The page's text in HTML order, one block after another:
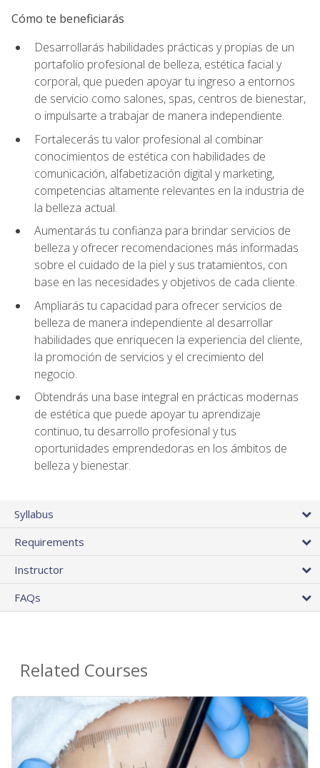
Cómo te beneficiarás
Desarrollarás habilidades prácticas y propias de un
portafolio profesional de belleza, estética facial y
corporal, que pueden apoyar tu ingreso a entornos
de servicio como salones, spas, centros de bienestar,
o impulsarte a trabajar de manera independiente.
Fortalecerás tu valor profesional al combinar
conocimientos de estética con habilidades de
comunicación, alfabetización digital y marketing,
competencias altamente relevantes en la industria de
la belleza actual.
Aumentarás tu confianza para brindar servicios de
belleza y ofrecer recomendaciones más informadas
sobre el cuidado de la piel y sus tratamientos, con
base en las necesidades y objetivos de cada cliente.
Ampliarás tu capacidad para ofrecer servicios de
belleza de manera independiente al desarrollar
habilidades que enriquecen la experiencia del cliente,
la promoción de servicios y el crecimiento del
negocio.
Obtendrás una base integral en prácticas modernas
de estética que puede apoyar tu aprendizaje
continuo, tu desarrollo profesional y tus
oportunidades emprendedoras en los ámbitos de
belleza y bienestar.
Syllabus
Requirements
Instructor
FAQs
Related Courses